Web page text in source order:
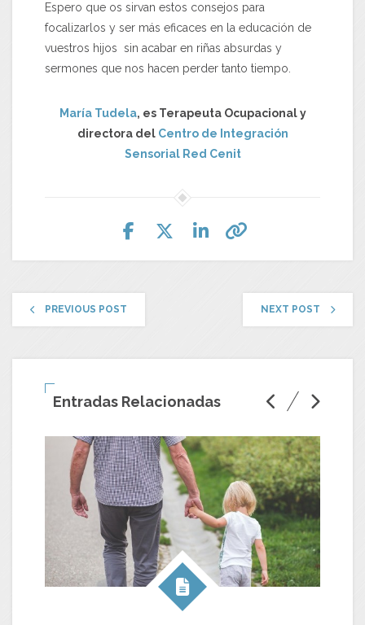
Espero que os sirvan estos consejos para
focalizarlos y ser más eficaces en la educación de
vuestros hijos sin acabar en riñas absurdas y
sermones que nos hacen perder tanto tiempo.
María Tudela, es Terapeuta Ocupacional y
directora del Centro de Integración
Sensorial Red Cenit
PREVIOUS POST NEXT POST
Entradas Relacionadas